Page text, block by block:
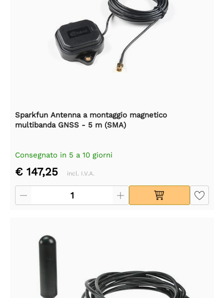
Sparkfun Antenna a montaggio magnetico
multibanda GNSS - 5 m (SMA)
Consegnato in 5 a 10 giorni
€ 147,25 incl. I.V.A.